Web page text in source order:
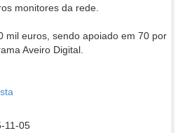
monitores da rede.
mil euros, sendo apoiado em 70 por
Aveiro Digital.
11-05